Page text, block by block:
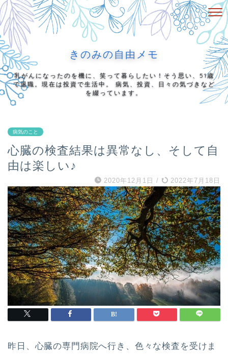
きのみの自由メモ
乳がんになったのを機に、笑って暮らしたい！そう思い、51歳
で退職。現在は投資で生活中。 病気、投資、日々の気づきなど
を綴っています。
病気のこと
心臓の検査結果は異常なし、そして自
由は楽しい♪
2020年12月1日 / 2022年7月18日
昨日、心臓の専門病院へ行き、色々な検査を受けま